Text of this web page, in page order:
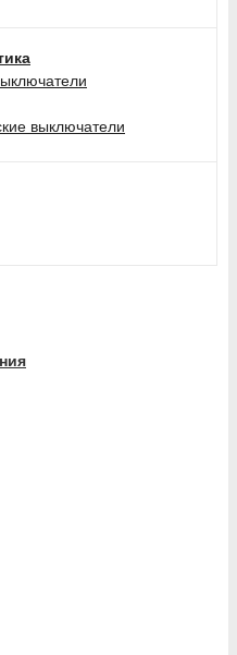
выключатели